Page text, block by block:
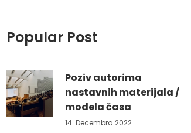
Popular Post
Poziv autorima
nastavnih materijala /
modela časa
14. Decembra 2022.